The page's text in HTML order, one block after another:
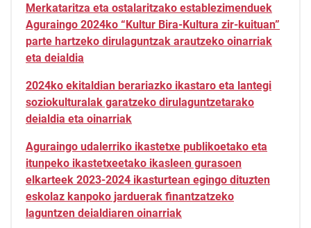
Merkataritza eta ostalaritzako establezimenduek
Aguraingo 2024ko “Kultur Bira-Kultura zir-kuituan”
parte hartzeko dirulaguntzak arautzeko oinarriak
eta deialdia
2024ko ekitaldian berariazko ikastaro eta lantegi
soziokulturalak garatzeko dirulaguntzetarako
deialdia eta oinarriak
Aguraingo udalerriko ikastetxe publikoetako eta
itunpeko ikastetxeetako ikasleen gurasoen
elkarteek 2023-2024 ikasturtean egingo dituzten
eskolaz kanpoko jarduerak finantzatzeko
laguntzen deialdiaren oinarriak